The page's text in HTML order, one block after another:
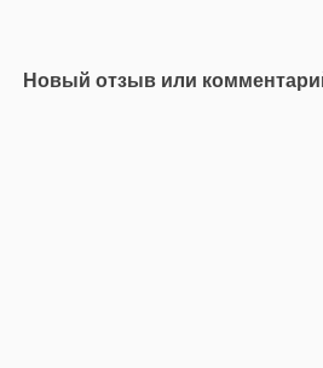
Новый отзыв или